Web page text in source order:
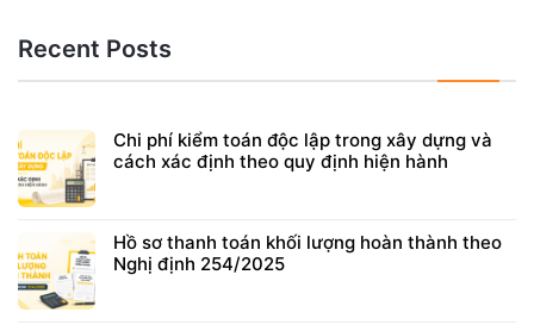
Recent Posts
Chi phí kiểm toán độc lập trong xây dựng và
cách xác định theo quy định hiện hành
Hồ sơ thanh toán khối lượng hoàn thành theo
Nghị định 254/2025